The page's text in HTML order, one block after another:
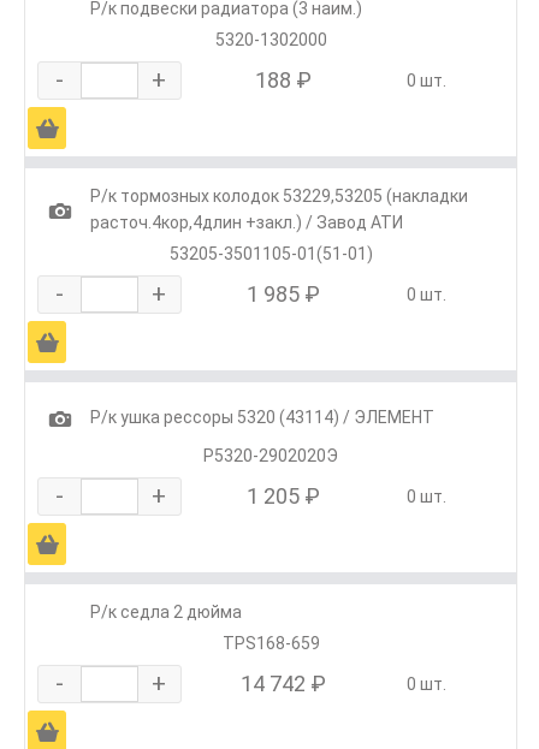
Р/к подвески радиатора (3 наим.)
5320-1302000
- + 188 ₽ 0 шт.
Ä
1
Р/к тормозных колодок 53229,53205 (накладки
расточ.4кор,4длин +закл.) / Завод АТИ
53205-3501105-01(51-01)
- + 1 985 ₽ 0 шт.
Ä
1
Р/к ушка рессоры 5320 (43114) / ЭЛЕМЕНТ
Р5320-2902020Э
- + 1 205 ₽ 0 шт.
Ä
Р/к седла 2 дюйма
TPS168-659
- + 14 742 ₽ 0 шт.
Ä